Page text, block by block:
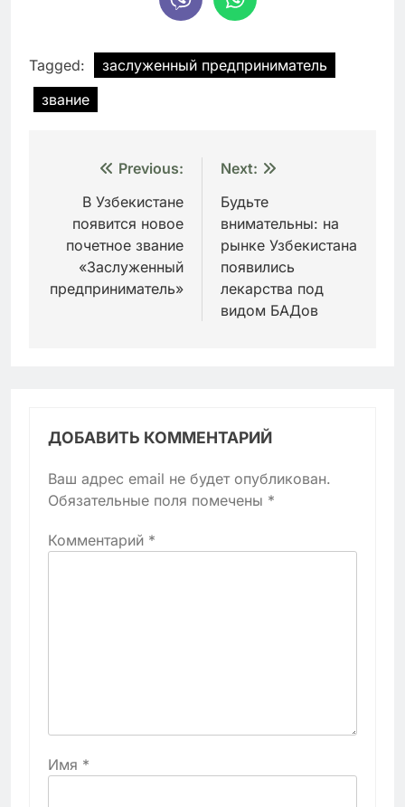
Tagged:
заслуженный предприниматель
звание
Навигация
записям
Previous:
В Узбекистане
появится новое
почетное звание
«Заслуженный
предприниматель»
Next:
Будьте
внимательны: на
рынке Узбекистана
появились
лекарства под
видом БАДов
ДОБАВИТЬ КОММЕНТАРИЙ
Ваш адрес email не будет опубликован.
Обязательные поля помечены *
Комментарий *
Имя *